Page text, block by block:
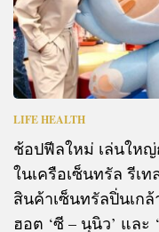
LIFE HEALTH
ช้อปฟีลใหม่ เล่นให
ในเครือเซ็นทรัล รีเ
สินค้าเซ็นทรัลปิ่นเก
ฮอต ‘ซี – นุนิว’ และ